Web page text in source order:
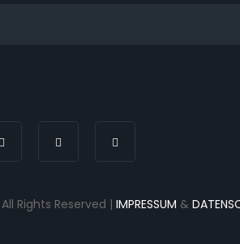
All Rights Reserved | IMPRESSUM &